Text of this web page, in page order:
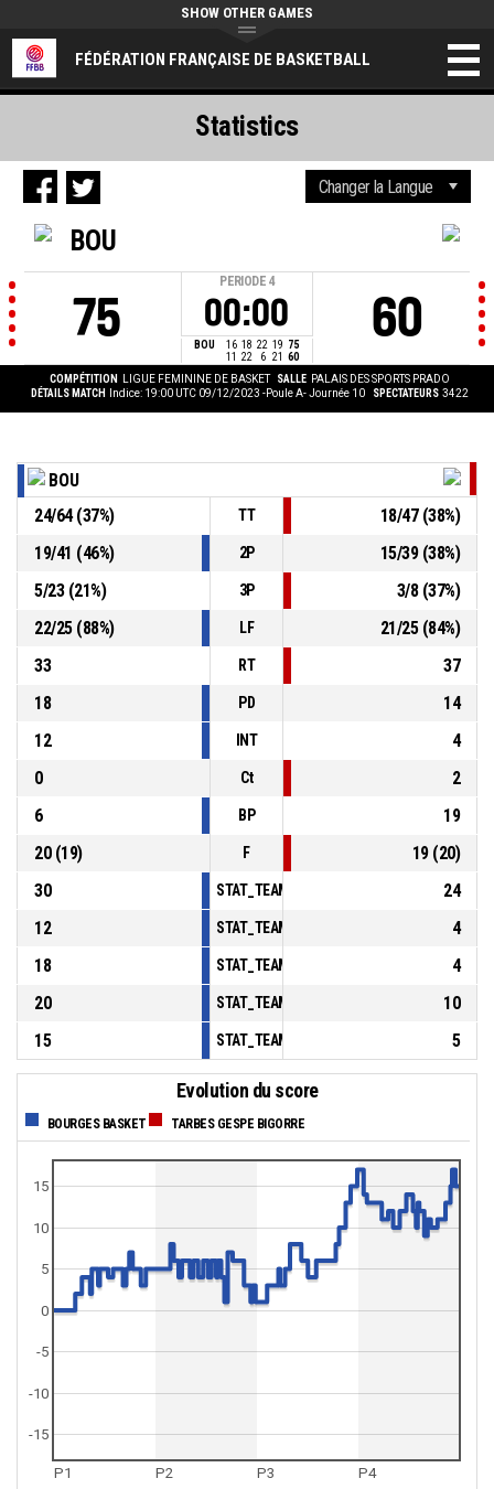
FÉDÉRATION FRANÇAISE DE BASKETBALL
SHOW OTHER GAMES
BOU
75
PERIODE 4
00:00
BOU 16 18 22 19 75
11 22 6 21 60
60
COMPÉTITION LIGUE FEMININE DE BASKET SALLE PALAIS DES SPORTS PRADO
DÉTAILS MATCH
Indice: 19:00 UTC 09/12/2023 -Poule A- Journée 10 SPECTATEURS 3422
Statistics
BOU
24/64(37%) TT 18/47(38%)
19/41 (46%) 2P 15/39(38%)
5/23(21%) 3P 3/8(37%)
22/25(88%) LF 21/25(84%)
33
RT
37
18
PD
14
12
INT
4
0
Ct
2
6
BP
19
20(19) F 19(20)
30
24
12
4
18
4
20
10
15
5
Evolution du score
BOURGES BASKET TARBES GESPE BIGORRE
P1 P2 P3 P4
0
5
10
15
-15
-10
-5